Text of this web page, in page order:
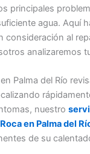
principales
agua. Aquí
consideración al
analizaremos
Palma del Río
nuestro
en Palma del
de su